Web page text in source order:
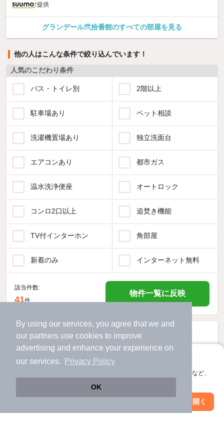
By using our services, you agree that we and
our partners use cookies to improve
advertising and enhance your experience on
our services.
Privacy Policy
OK
アプリに切り替えて、サクサクお部屋探し
会員登録なしですぐ使える。マップ検索やお気に入り保存など、
アプリを開く
提供
グランデール弐拾番館のすべての部屋を見る
他の人はこんな条件で絞り込んでいます！
人気のこだわり条件
バス・トイレ別 2階以上
駐車場あり ペット相談
洗濯機置場あり 独立洗面台
エアコンあり 都市ガス
温水洗浄便座 オートロック
コンロ2口以上 追焚き機能
TV付インターホン 角部屋
新着のみ インターネット無料
該当件数:
41件
物件一覧に反映
絞り込み条件を変更